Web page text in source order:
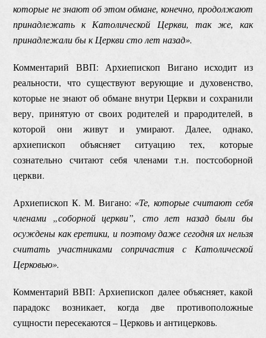
которые не знают об этом обмане, конечно, продолжают
принадлежать к Католической Церкви, так же, как
принадлежали бы к Церкви сто лет назад».
Комментарий ВВП: Архиепископ Вигано исходит из
реальности, что существуют верующие и духовенство,
которые не знают об обмане внутри Церкви и сохранили
веру, принятую от своих родителей и прародителей, в
которой они живут и умирают. Далее, однако,
архиепископ объясняет ситуацию тех, которые
сознательно считают себя членами т.н. постсоборной
церкви.
Архиепископ К. М. Вигано: «Те, которые считают себя
членами „соборной церкви”, сто лет назад были бы
осуждены как еретики, и поэтому даже сегодня их нельзя
считать участниками сопричастия с Католической
Церковью».
Комментарий ВВП: Архиепископ далее объясняет, какой
парадокс возникает, когда две противоположные
сущности пересекаются – Церковь и антицерковь.